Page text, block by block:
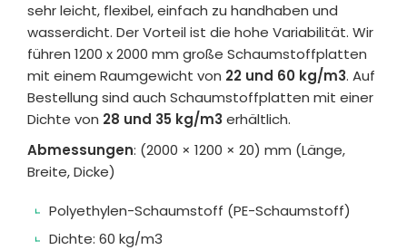
sehr leicht, flexibel, einfach zu handhaben und
wasserdicht. Der Vorteil ist die hohe Variabilität. Wir
führen 1200 x 2000 mm große Schaumstoffplatten
mit einem Raumgewicht von 22 und 60 kg/m3. Auf
Bestellung sind auch Schaumstoffplatten mit einer
Dichte von 28 und 35 kg/m3 erhältlich.
Abmessungen: (2000 × 1200 × 20) mm (Länge,
Breite, Dicke)
Polyethylen-Schaumstoff (PE-Schaumstoff)
Dichte: 60 kg/m3